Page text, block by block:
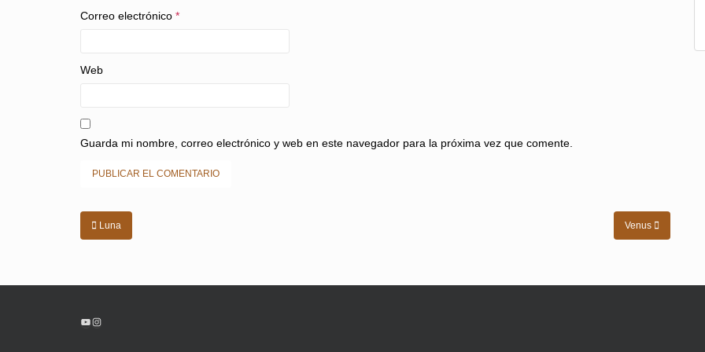
Correo electrónico *
Web
Guarda mi nombre, correo electrónico y web en este navegador para la próxima vez que comente.
Navegación
de
Luna Venus
YouTube
Instagram